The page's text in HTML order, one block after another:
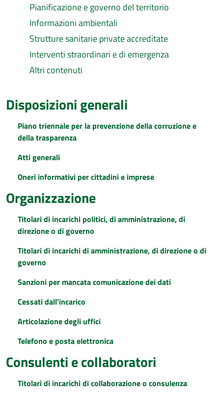
Pianificazione e governo del territorio
Informazioni ambientali
Strutture sanitarie private accreditate
Interventi straordinari e di emergenza
Altri contenuti
Disposizioni generali
Piano triennale per la prevenzione della corruzione e
della trasparenza
Atti generali
Oneri informativi per cittadini e imprese
Organizzazione
Titolari di incarichi politici, di amministrazione, di
direzione o di governo
Titolari di incarichi di amministrazione, di direzione o di
governo
Sanzioni per mancata comunicazione dei dati
Cessati dall'incarico
Articolazione degli uffici
Telefono e posta elettronica
Consulenti e collaboratori
Titolari di incarichi di collaborazione o consulenza